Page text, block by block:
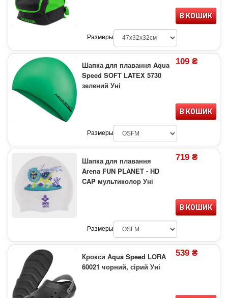
В КОШИК
Размеры
Шапка для плавання Aqua
Speed SOFT LATEX 5730
зелений Уні
109 ₴
В КОШИК
Размеры
Шапка для плавання
Arena FUN PLANET - HD
CAP мультиколор Уні
719 ₴
В КОШИК
Размеры
Крокси Aqua Speed LORA
60021 чорний, сірий Уні
539 ₴